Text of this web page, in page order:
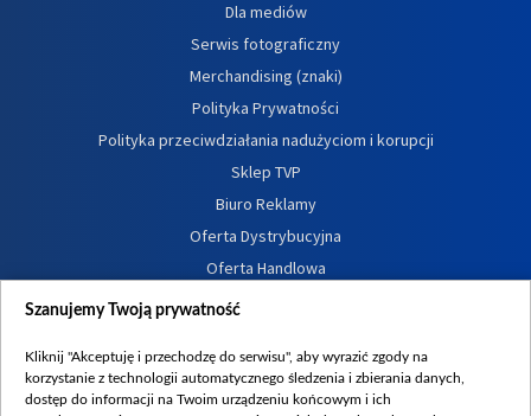
Dla mediów
Serwis fotograficzny
Merchandising (znaki)
Polityka Prywatności
Polityka przeciwdziałania nadużyciom i korupcji
Sklep TVP
Biuro Reklamy
Oferta Dystrybucyjna
Oferta Handlowa
Dostępność
Procedura zgłoszeń wewnętrznych
Szanujemy Twoją prywatność
Kliknij "Akceptuję i przechodzę do serwisu", aby wyrazić zgody na
korzystanie z technologii automatycznego śledzenia i zbierania danych,
dostęp do informacji na Twoim urządzeniu końcowym i ich